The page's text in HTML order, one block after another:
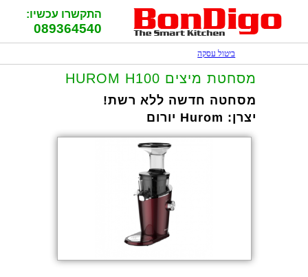
התקשרו עכשיו:
089364540
ביטול עסקה
מסחטת מיצים HUROM H100
יצרן: Hurom יורום
מסחטה חדשה ללא רשת!